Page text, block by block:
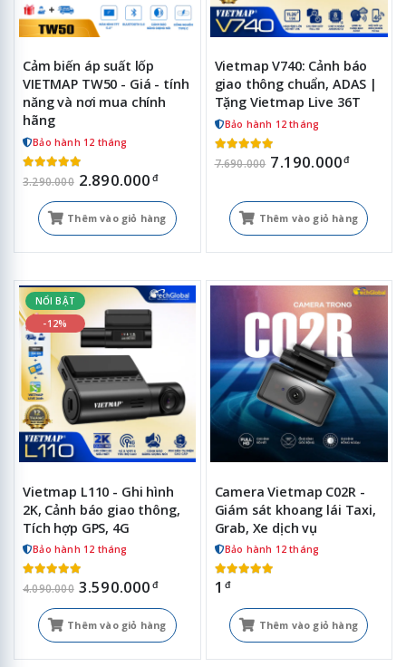
Cảm biến áp suất lốp
VIETMAP TW50 - Giá - tính
năng và nơi mua chính
hãng
Bảo hành 12 tháng
3.290.000 2.890.000 đ
Thêm vào giỏ hàng
Vietmap V740: Cảnh báo
giao thông chuẩn, ADAS |
Tặng Vietmap Live 36T
Bảo hành 12 tháng
7.690.000 7.190.000đ
Thêm vào giỏ hàng
NỔI BẬT
-12%
Vietmap L110 - Ghi hình
2K, Cảnh báo giao thông,
Tích hợp GPS, 4G
Bảo hành 12 tháng
4.090.000 3.590.000 đ
Thêm vào giỏ hàng
Camera Vietmap C02R -
Giám sát khoang lái Taxi,
Grab, Xe dịch vụ
Bảo hành 12 tháng
1 đ
Thêm vào giỏ hàng